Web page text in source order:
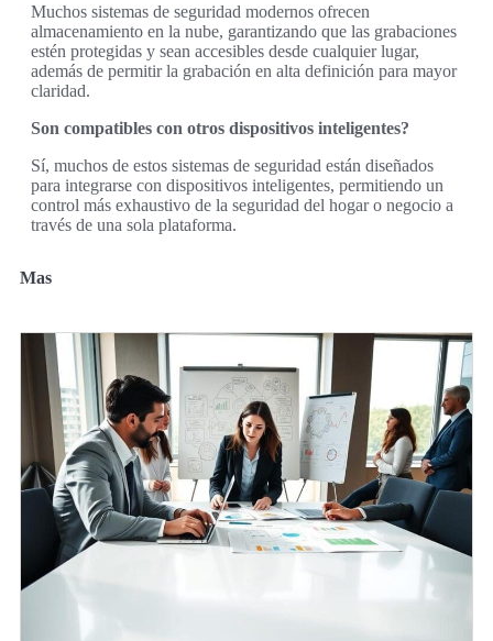
Muchos sistemas de seguridad modernos ofrecen
almacenamiento en la nube, garantizando que las grabaciones
estén protegidas y sean accesibles desde cualquier lugar,
además de permitir la grabación en alta definición para mayor
claridad.
Son compatibles con otros dispositivos inteligentes?
Sí, muchos de estos sistemas de seguridad están diseñados
para integrarse con dispositivos inteligentes, permitiendo un
control más exhaustivo de la seguridad del hogar o negocio a
través de una sola plataforma.
Mas